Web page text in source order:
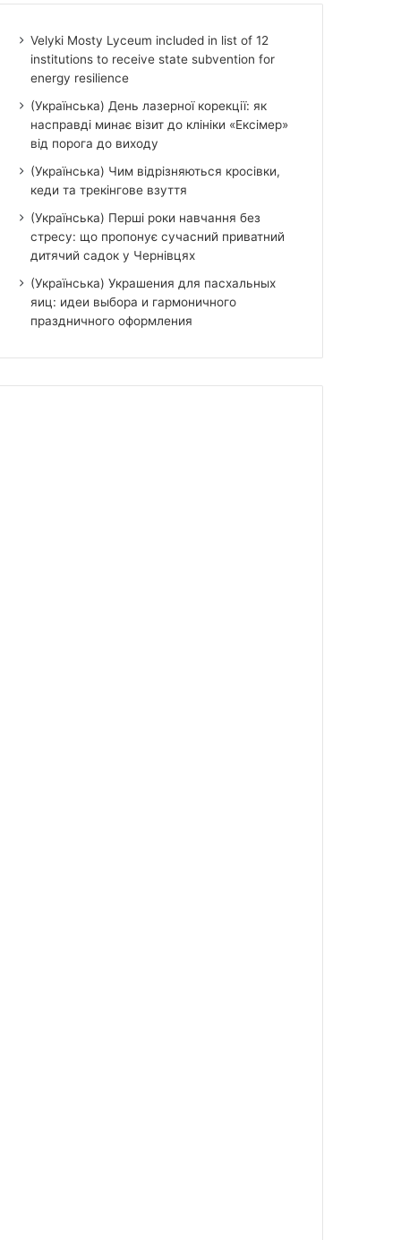
Velyki Mosty Lyceum included in list of 12
institutions to receive state subvention for
energy resilience
(Українська) День лазерної корекції: як
насправді минає візит до клініки «Ексімер»
від порога до виходу
(Українська) Чим відрізняються кросівки,
кеди та трекінгове взуття
(Українська) Перші роки навчання без
стресу: що пропонує сучасний приватний
дитячий садок у Чернівцях
(Українська) Украшения для пасхальных
яиц: идеи выбора и гармоничного
праздничного оформления